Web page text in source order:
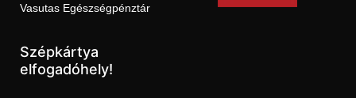
Vasutas Egészségpénztár
Szépkártya
elfogadóhely!